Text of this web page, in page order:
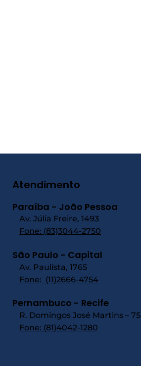
Atendimento
Paraíba - João Pessoa
Av. Júlia Freire, 1493
Fone: (83)3044-2750
São Paulo - Capital
Av. Paulista, 1765
Fone: (11)2666-4754
Pernambuco - Recife
R. Domingos José Martins – 75
Fone: (81)4042-1280